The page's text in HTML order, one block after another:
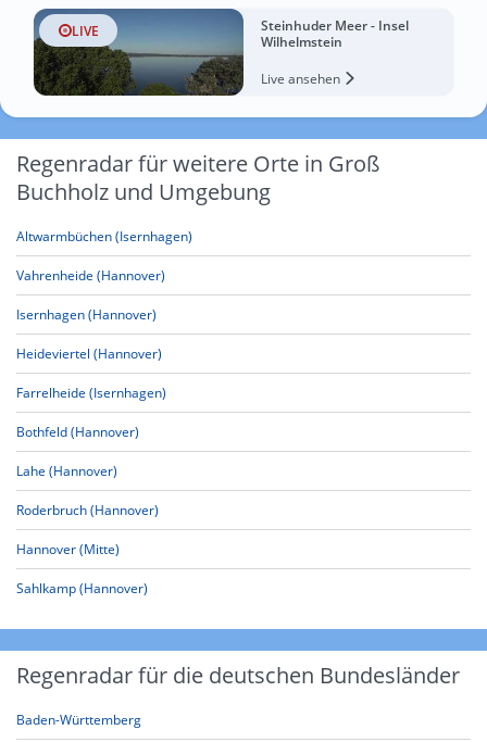
LIVE
Steinhuder Meer - Insel
Wilhelmstein
Live ansehen
Regenradar für weitere Orte in Groß
Buchholz und Umgebung
Altwarmbüchen (Isernhagen)
Vahrenheide (Hannover)
Isernhagen (Hannover)
Heideviertel (Hannover)
Farrelheide (Isernhagen)
Bothfeld (Hannover)
Lahe (Hannover)
Roderbruch (Hannover)
Hannover (Mitte)
Sahlkamp (Hannover)
Regenradar für die deutschen Bundesländer
Baden-Württemberg